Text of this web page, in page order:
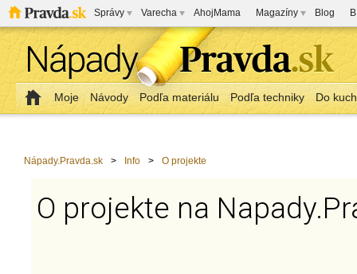
Správy Varecha AhojMama Magazíny Blog
Moje Návody Podľa materiálu Podľa techniky Do
Nápady.Pravda.sk > Info > O projekte
O projekte na